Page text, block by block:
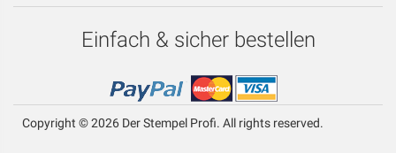
Einfach & sicher bestellen
Copyright © 2026 Der Stempel Profi. All rights reserved.